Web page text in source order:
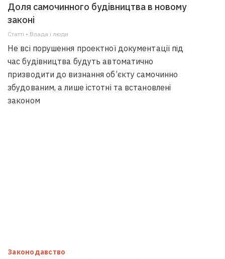
Доля самочинного будівництва в новому
законі
Статті • Влада i люди
Не всі порушення проектної документації під
час будівництва будуть автоматично
призводити до визнання об’єкту самочинно
збудованим, а лише істотні та встановлені
законом
Законодавство